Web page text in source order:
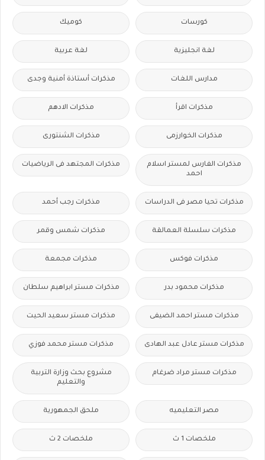
كورسات كوميك
لغة انجليزية لغة عربية
مدارس اللغات مذكرات أستاذة أمنية وجدى
مذكرات اقرأ مذكرات الادهم
مذكرات الخوارزمى مذكرات الشنتورى
مذكرات الفارس لمستر اسلام
احمد
مذكرات المجتهد فى الرياضيات
مذكرات تحيا مصر فى الدراسات مذكرات رجب أحمد
مذكرات سلسلة العمالقة مذكرات شمس وقمر
مذكرات فوكس مذكرات مجمعة
مذكرات محمود بدر مذكرات مستر ابراهيم سلطان
مذكرات مستر احمد الضيفى مذكرات مستر سعيد الحيت
مذكرات مستر عادل عبد الهادى مذكرات مستر محمد فوزي
مذكرات مستر مراد ضرغام
مشروع بحث وزارة التربية
والتعليم
مصر التعليميه ملحق الجمهورية
ملخصات 1 ث ملخصات 2 ث